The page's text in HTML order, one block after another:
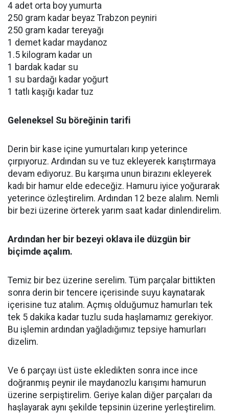
4 adet orta boy yumurta
250 gram kadar beyaz Trabzon peyniri
250 gram kadar tereyağı
1 demet kadar maydanoz
1.5 kilogram kadar un
1 bardak kadar su
1 su bardağı kadar yoğurt
1 tatlı kaşığı kadar tuz
Geleneksel Su böreğinin tarifi
Derin bir kase içine yumurtaları kırıp yeterince
çırpıyoruz. Ardından su ve tuz ekleyerek karıştırmaya
devam ediyoruz. Bu karşıma unun birazını ekleyerek
kadı bir hamur elde edeceğiz. Hamuru iyice yoğurarak
yeterince özleştirelim. Ardından 12 beze alalım. Nemli
bir bezi üzerine örterek yarım saat kadar dinlendirelim.
Ardından her bir bezeyi oklava ile düzgün bir
biçimde açalım.
Temiz bir bez üzerine serelim. Tüm parçalar bittikten
sonra derin bir tencere içerisinde suyu kaynatarak
içerisine tuz atalım. Açmış olduğumuz hamurları tek
tek 5 dakika kadar tuzlu suda haşlamamız gerekiyor.
Bu işlemin ardından yağladığımız tepsiye hamurları
dizelim.
Ve 6 parçayı üst üste ekledikten sonra ince ince
doğranmış peynir ile maydanozlu karışımı hamurun
üzerine serpiştirelim. Geriye kalan diğer parçaları da
haşlayarak aynı şekilde tepsinin üzerine yerleştirelim.